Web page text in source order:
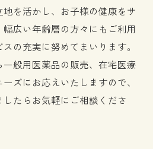
を活かし、お子様の健康をサ
広い年齢層の方々にもご利用
の充実に努めてまいります。
般用医薬品の販売、在宅医療
ズにお応えいたしますので、
たらお気軽にご相談くださ